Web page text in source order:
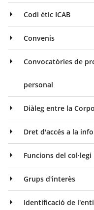
Codi ètic ICAB
Convenis
Convocatòries de
personal
Diàleg entre la
Dret d'accés a la
Funcions del col·legi
Grups d'interès
Identificació de